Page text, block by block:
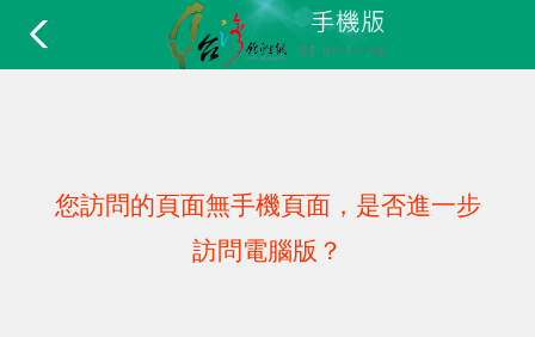
您訪問的頁面無手機頁面，是否進一步
訪問電腦版？